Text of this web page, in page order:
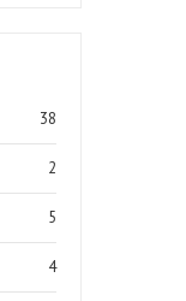
38
2
5
4